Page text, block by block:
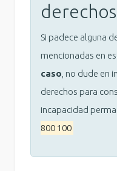
Si padece alguna
mencionadas en
caso , no dude en
derechos para
incapacidad
800 100